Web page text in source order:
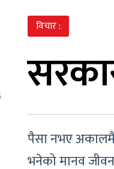
विचार :
पैसा नभए अकालमै
भनेको मानव